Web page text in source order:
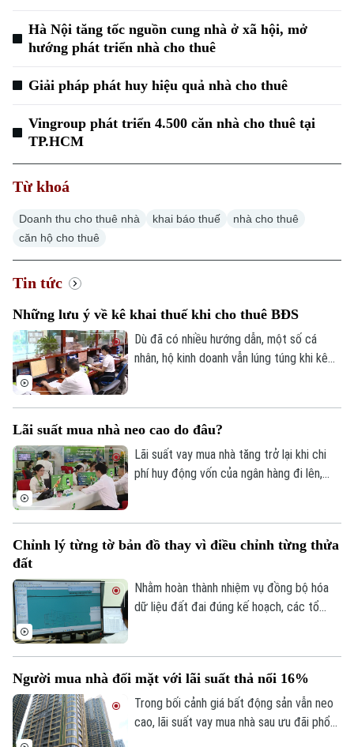
Chuyên mục
Thời sự
Chính trị
Xã hội
An ninh trật tự
Công nghệ
Người Hà Nội
Khoảnh khắc Hà Nội
Ẩm thực
Quân sự
Hồ sơ
Người Việt 4 phương
Tin tức
Cafe sáng
Doanh nghiệp
Nhà đất
Tin tức
Đầu tư
Căn hộ
Đất đai
Tàu và Xe
Ô tô
Tàu
Xe máy
Thị trường
Đánh giá
Giáo dục
Tin tức
Tuyển sinh
Hướng nghiệp
Văn hóa
Tin tức
Làng nghề
Di tích
Sức khỏe
Y tế
Dinh dưỡng
Tư vấn sức khỏe
Thể thao
Bóng đá
Quần vợt
Golf
Giải trí
Tin tức
Sao
Điện ảnh
Đã phát sóng
Hà Nội tăng tốc nguồn cung nhà ở xã hội, mở
hướng phát triển nhà cho thuê
Giải pháp phát huy hiệu quả nhà cho thuê
Vingroup phát triển 4.500 căn nhà cho thuê tại
TP.HCM
Từ khoá
Doanh thu cho thuê nhà khai báo thuế
nhà cho thuê
căn hộ cho thuê
Tin tức
Những lưu ý về kê khai thuế khi cho thuê BĐS
Dù đã có nhiều hướng dẫn, một số cá
nhân, hộ kinh doanh vẫn lúng túng khi kê
này.
Lãi suất mua nhà neo cao do đâu?
Lãi suất vay mua nhà tăng trở lại khi chi
phí huy động vốn của ngân hàng đi lên,
Chỉnh lý từng tờ bản đồ thay vì điều chỉnh từng thửa
đất
Nhằm hoàn thành nhiệm vụ đồng bộ hóa
dữ liệu đất đai đúng kế hoạch, các tổ
từng tờ bản đồ thay vì chỉnh lý từng thửa
đất như trước đây đã và đang được xem
là giải pháp tối ưu.
Người mua nhà đối mặt với lãi suất thả nổi 16%
Trong bối cảnh giá bất động sản vẫn neo
cao, lãi suất vay mua nhà sau ưu đãi phổ